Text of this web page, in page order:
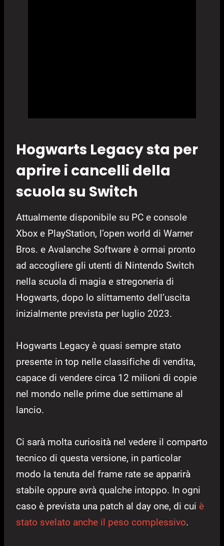
Hogwarts Legacy sta per
aprire i cancelli della
scuola su Switch
Attualmente disponibile su PC e console
Xbox e PlayStation, l’open world di Warner
Bros. e Avalanche Software è ormai pronto
ad accogliere gli utenti di Nintendo Switch
nella scuola di magia e stregoneria di
Hogwarts, dopo lo slittamento dell’uscita
inizialmente prevista per luglio 2023.
Hogwarts Legacy è quasi sempre stato
presente in top nelle classifiche di vendita,
capace di vendere circa 12 milioni di copie
nel mondo nelle prime due settimane al
lancio.
Ci sarà molta curiosità nel vedere il comparto
tecnico di questa versione, in particolar
modo la tenuta del frame rate se apparirà
stabile oppure avrà qualche intoppo. In ogni
caso è prevista una patch al day one, di cui è
stato svelato anche il peso complessivo.